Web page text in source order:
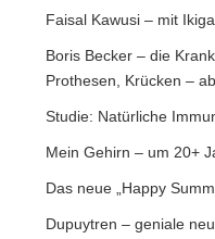
Faisal Kawusi – mit
Boris Becker – die
Prothesen, Krücken –
Studie: Natürliche
Mein Gehirn – um 20+
Das neue „Happy
Dupuytren – geniale